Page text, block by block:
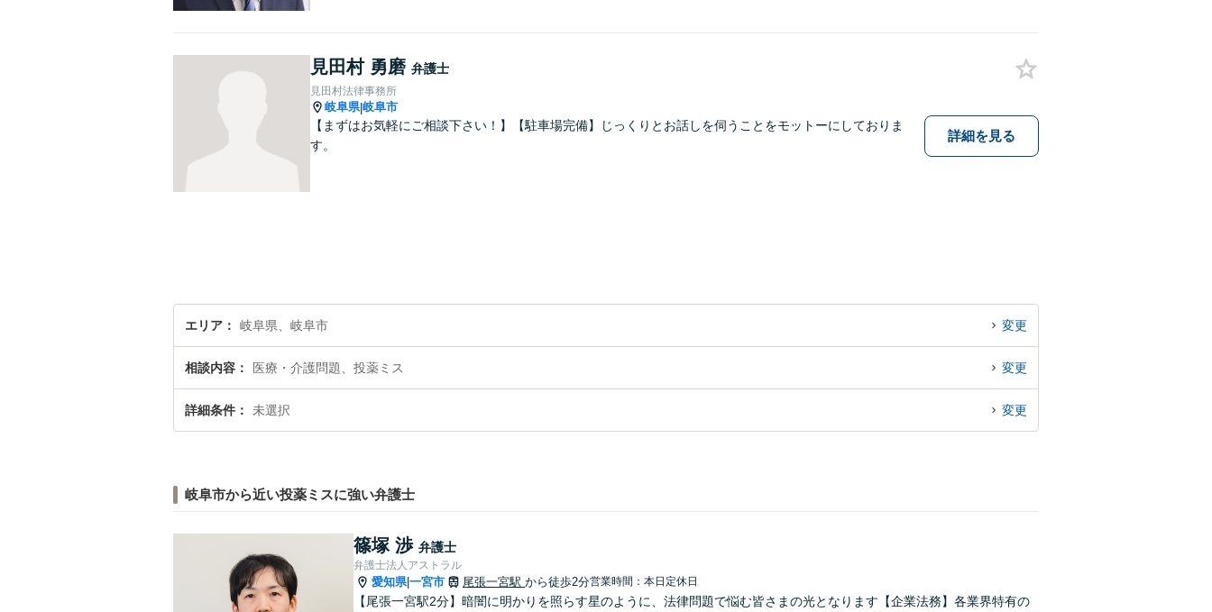
見田村 勇磨 弁護士
見田村法律事務所
岐阜県|岐阜市
【まずはお気軽にご相談下さい！】【駐車場完備】じっくりとお話しを伺うことをモットーにしておりま
す。
詳細を見る
エリア 岐阜県、岐阜市 変更
相談内容 医療・介護問題、投薬ミス 変更
詳細条件 未選択 変更
岐阜市から近い投薬ミスに強い弁護士
篠塚 渉 弁護士
弁護士法人アストラル
愛知県|一宮市 尾張一宮駅 から徒歩2分営業時間：本日定休日
【尾張一宮駅2分】暗闇に明かりを照らす星のように、法律問題で悩む皆さまの光となります【企業法務】各業界特有の